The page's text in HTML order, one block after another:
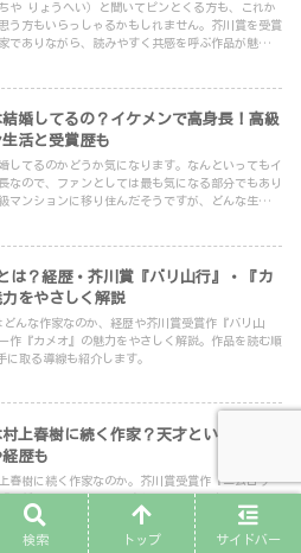
や りょうへい）と聞いてピンとくる方も、これか
う方もいらっしゃるかもしれません。芥川賞を受賞
でありながら、読みやすく共感を呼ぶ作品が魅力で
婚してるの？イケメンで高身長！高級
活と受賞歴も
してるのかどうか気になります。なんといってもイ
なので、ファンとしては最も気になる部分でもあり
マンションに移り住んだそうですが、どんな生活な
は？経歴・芥川賞『バリ山行』・『カ
力をやさしく解説
どんな作家なのか、経歴や芥川賞受賞作『バリ山
作『カメオ』の魅力をやさしく解説。作品を読む順
に取る導線も紹介します。
上春樹に続く作家？天才といわれる由
歴も
春樹に続く作家なのか。芥川賞受賞作『ニムロッ
関係のないこと』、天才といわれる理由、結婚情
さしく紹介します。
検索 トップ サイドバー